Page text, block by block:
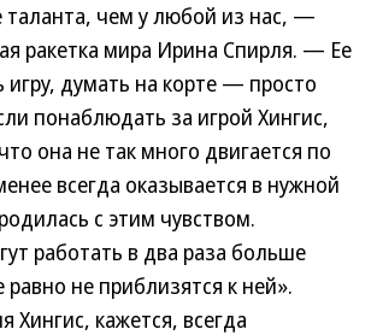
таланта, чем у любой из нас, —
ракетка мира Ирина Спирля. — Ее
игру, думать на корте — просто
понаблюдать за игрой Хингис,
она не так много двигается по
всегда оказывается в нужной
с этим чувством.
работать в два раза больше
не приблизятся к ней».
Хингис, кажется, всегда